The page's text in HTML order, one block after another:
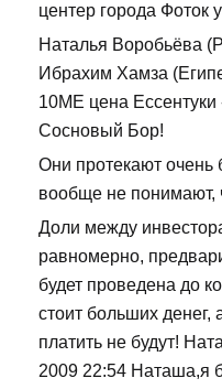
центер города Фоток
Наталья Воробьёва
Ибрахим Хамза
10ME цена
Сосновый Бор!
Они протекают очень
вообще не понимают,
Доли между
равномерно,
будет проведена до
стоит больших денег,
платить не будут!
2009 22:54 Наташа,я